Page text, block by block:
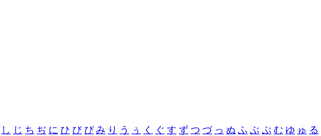
し じ ち ぢ に ひ び ぴ み り う ぅ く ぐ す ず つ づ っ ぬ ふ ぶ ぷ む ゆ ゅ る